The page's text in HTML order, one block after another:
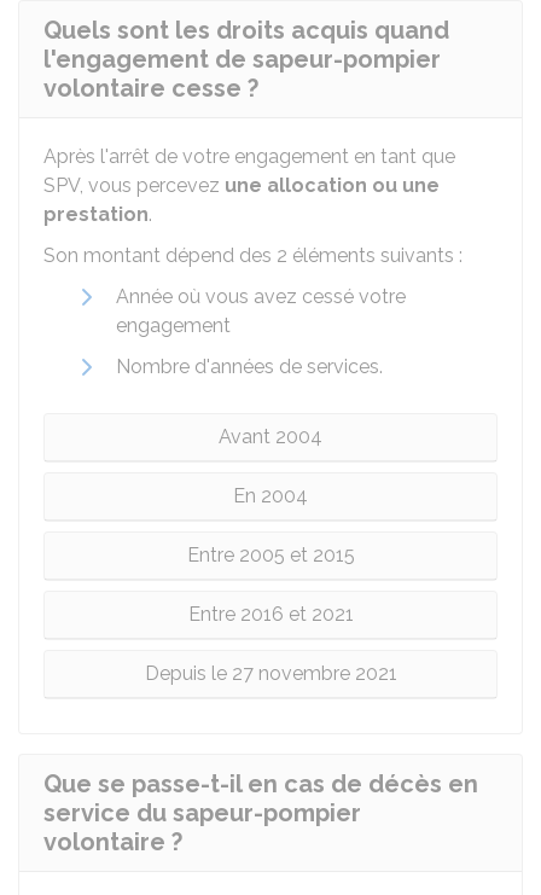
Quels sont les droits acquis quand
l'engagement de sapeur-pompier
volontaire cesse ?
Après l'arrêt de votre engagement en tant que
SPV, vous percevez une allocation ou une
prestation.
Son montant dépend des 2 éléments suivants :
Année où vous avez cessé votre
engagement
Nombre d'années de services.
Avant 2004
En 2004
Entre 2005 et 2015
Entre 2016 et 2021
Depuis le 27 novembre 2021
Que se passe-t-il en cas de décès en
service du sapeur-pompier
volontaire ?